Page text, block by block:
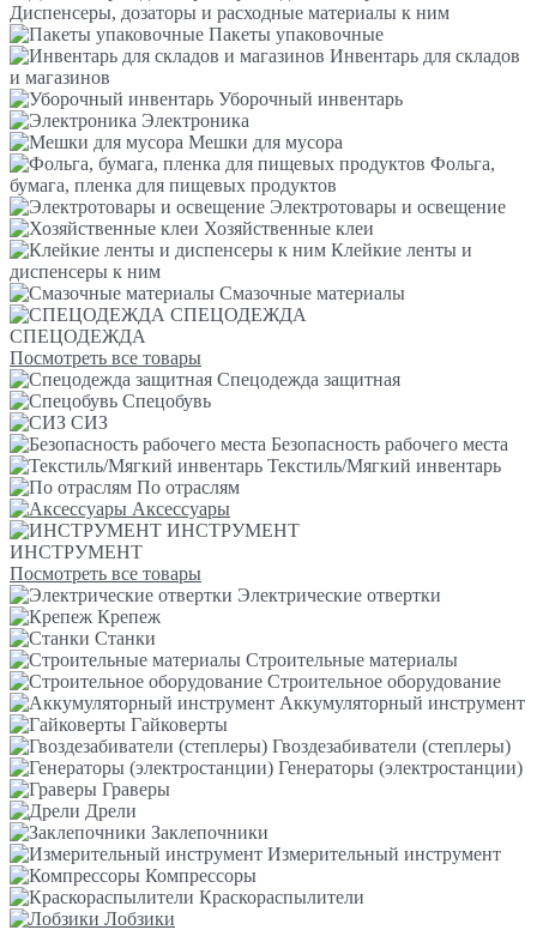
Диспенсеры, дозаторы и расходные материалы к ним
Пакеты упаковочные
Инвентарь для складов
и магазинов
Уборочный инвентарь
Электроника
Мешки для мусора
Фольга,
бумага, пленка для пищевых продуктов
Электротовары и освещение
Хозяйственные клеи
Клейкие ленты и
диспенсеры к ним
Смазочные материалы
СПЕЦОДЕЖДА
СПЕЦОДЕЖДА
Посмотреть все товары
Спецодежда защитная
Спецобувь
СИЗ
Безопасность рабочего места
Текстиль/Мягкий инвентарь
По отраслям
Аксессуары
ИНСТРУМЕНТ
ИНСТРУМЕНТ
Посмотреть все товары
Электрические отвертки
Крепеж
Станки
Строительные материалы
Строительное оборудование
Аккумуляторный инструмент
Гайковерты
Гвоздезабиватели (степлеры)
Генераторы (электростанции)
Граверы
Дрели
Заклепочники
Измерительный инструмент
Компрессоры
Краскораспылители
Лобзики